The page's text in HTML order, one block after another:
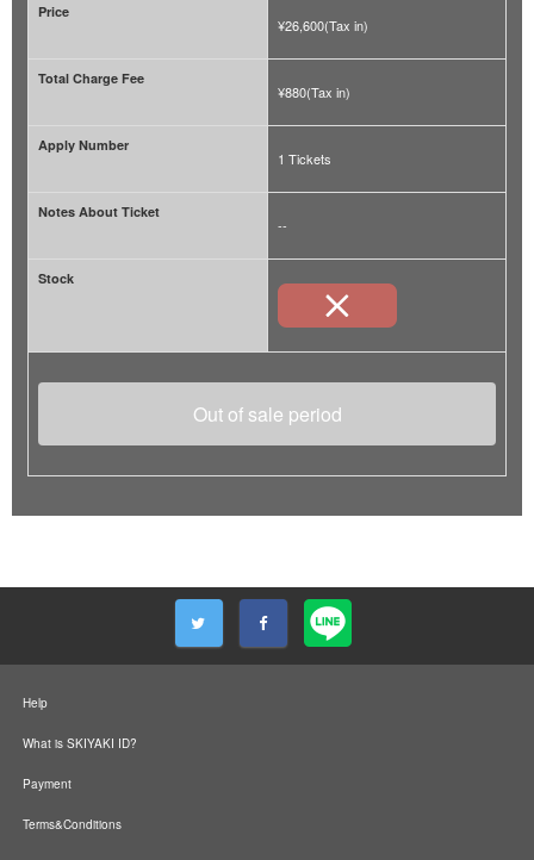
Price
¥26,600(Tax in)
Total Charge Fee
¥880(Tax in)
Apply Number
1 Tickets
Notes About Ticket
--
Stock
Out of sale period
Help
What is SKIYAKI ID?
Payment
Terms&Conditions